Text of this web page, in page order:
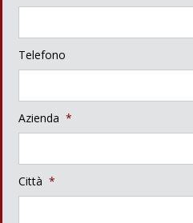
Telefono
Azienda *
Città *